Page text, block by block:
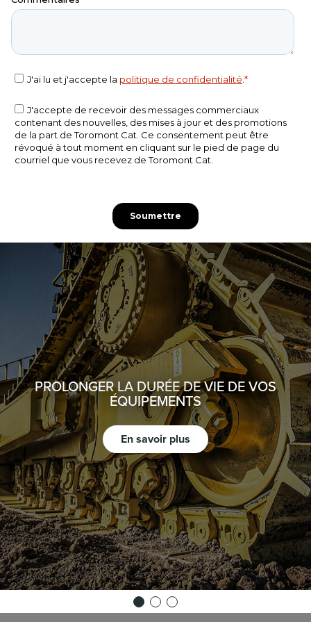
PROLONGER LA DURÉE DE VIE DE VOS
ÉQUIPEMENTS
En savoir plus